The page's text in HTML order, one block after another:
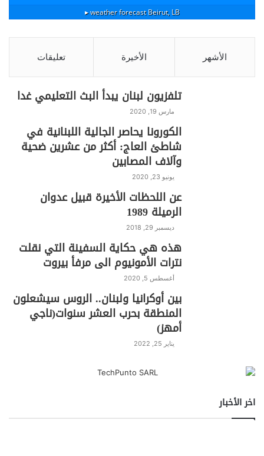
F
a
c
T
w
itt
W
at
s
p
p
T
e
gr
a
m
Pr
in
t
C
p
y
n
k
S
ar
e
Beirut, LB
weather forecast ▸
الأشهر الأخيرة تعليقات
تلفزيون لبنان يبدأ البث التعليمي غدا
مارس 19, 2020
الكورونا يحاصر الجالية اللبنانية في
شاطئ العاج: أكثر من عشرين ضحية
وآلاف المصابين
يونيو 23, 2020
عن اللحظات الأخيرة قبيل عدوان
الرميلة 1989
ديسمبر 29, 2018
هذه هي حكاية السفينة التي نقلت
نترات الأمونيوم الى مرفأ بيروت
أغسطس 5, 2020
بين أوكرانيا ولبنان.. الروس سيشعلون
المنطقة بحرب العشر سنوات(ناجي
أمهز)
يناير 25, 2022
اخر الأخبار